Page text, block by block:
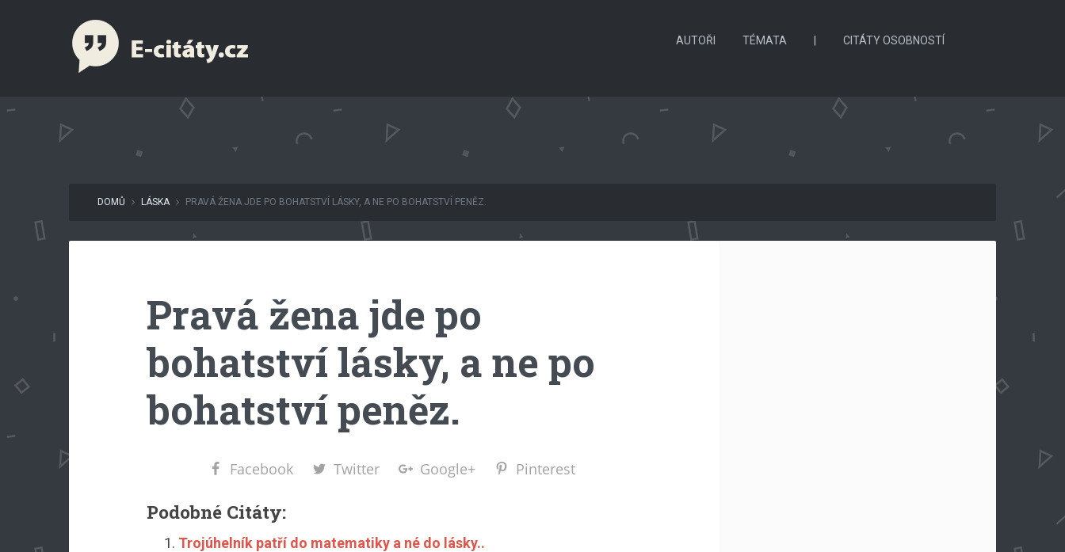
AUTOŘI TÉMATA CITÁTY OSOBNOSTÍ
DOMŮ LÁSKA PRAVÁ ŽENA JDE PO BOHATSTVÍ LÁSKY, A NE PO BOHATSTVÍ PENĚZ.
Pravá žena jde po
bohatství lásky, a ne po
bohatství peněz.
Facebook Twitter Google+ Pinterest
Podobné Citáty:
Trojúhelník patří do matematiky a né do lásky..